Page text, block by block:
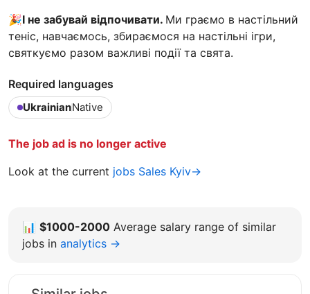
🎉І не забувай відпочивати. Ми граємо в настільний
теніс, навчаємось, збираємося на настільні ігри,
святкуємо разом важливі події та свята.
Required languages
UkrainianNative
The job ad is no longer active
Look at the current jobs Sales Kyiv→
📊 $1000-2000 Average salary range of similar
jobs in analytics →